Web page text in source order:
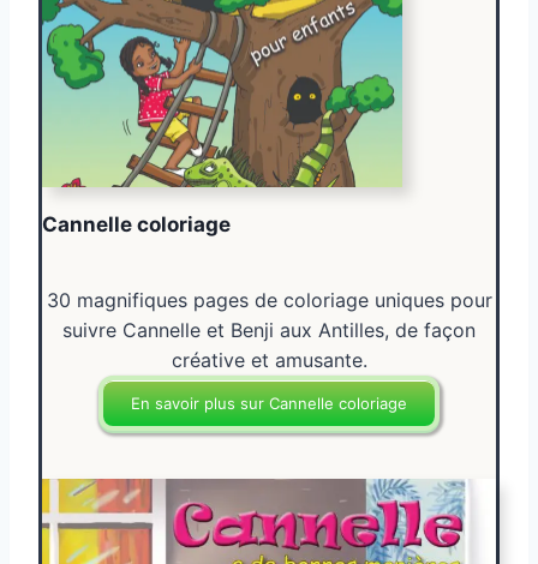
Cannelle coloriage
30 magnifiques pages de coloriage uniques pour
suivre Cannelle et Benji aux Antilles, de façon
créative et amusante.
En savoir plus sur Cannelle coloriage